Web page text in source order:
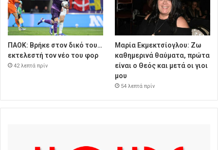
ΠΑΟΚ: Βρήκε στον δικό του…
εκτελεστή τον νέο του φορ
42 λεπτά πρίν
Μαρία Εκμεκτσίογλου: Ζω
καθημερινά θαύματα, πρώτα
είναι ο Θεός και μετά οι γιοι
μου
54 λεπτά πρίν